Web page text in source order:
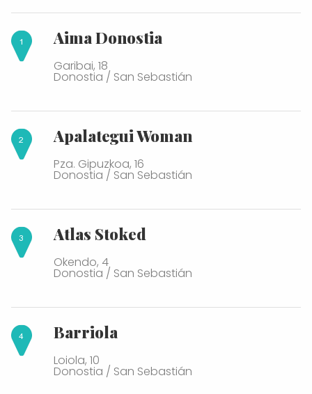
Aima Donostia
Garibai, 18
Donostia / San Sebastián
Apalategui Woman
Pza. Gipuzkoa, 16
Donostia / San Sebastián
Atlas Stoked
Okendo, 4
Donostia / San Sebastián
Barriola
Loiola, 10
Donostia / San Sebastián